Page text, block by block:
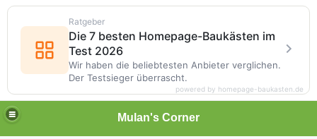
Mulan's Corner
Ratgeber
Die 7 besten Homepage-Baukästen im
Test 2026
Wir haben die beliebtesten Anbieter verglichen.
Der Testsieger überrascht.
powered by homepage-baukasten.de